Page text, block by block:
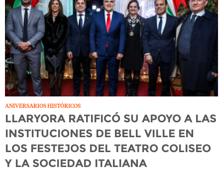
ANIVERSARIOS HISTÓRICOS
LLARYORA RATIFICÓ SU APOYO A LAS
INSTITUCIONES DE BELL VILLE EN
LOS FESTEJOS DEL TEATRO COLISEO
Y LA SOCIEDAD ITALIANA